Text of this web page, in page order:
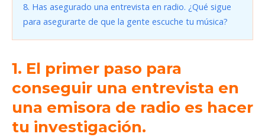
8. Has asegurado una entrevista en radio. ¿Qué sigue
para asegurarte de que la gente escuche tu música?
1. El primer paso para
conseguir una entrevista en
una emisora de radio es hacer
tu investigación.